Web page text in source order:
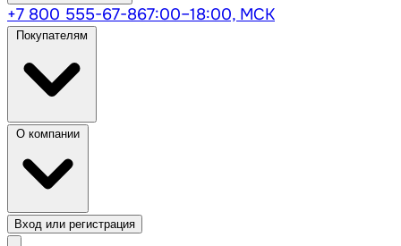
+7 800 555-67-867:00–18:00, МСК
Вход или регистрация